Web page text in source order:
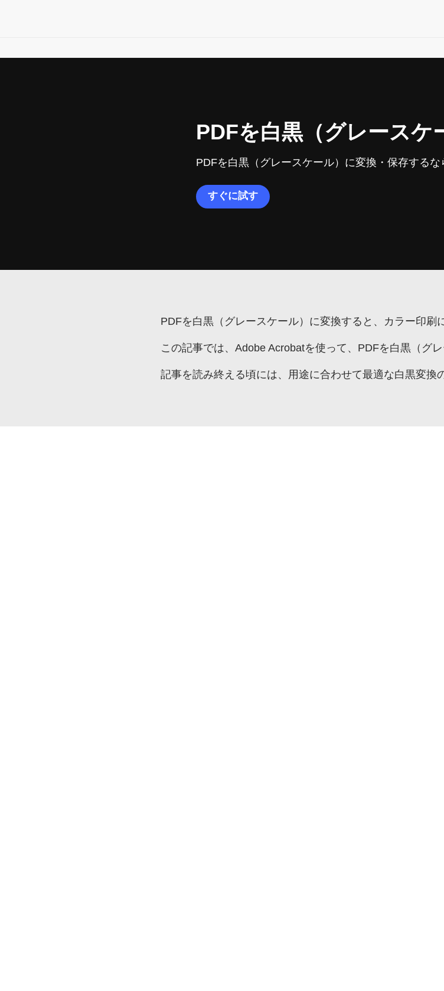
PDFを白黒（グレースケ
PDFを白黒（グレースケール）に変換・保存する
すぐに試す
PDFを白黒（グレースケール）に変換すると、カラー印
この記事では、Adobe Acrobatを使って、PDFを白黒（グ
記事を読み終える頃には、用途に合わせて最適な白黒変